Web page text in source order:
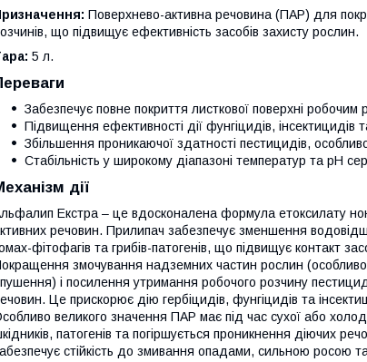
Поверхнево-активна речовина (ПАР) для
що підвищує ефективність засобів захисту рослин.
5 л.
Забезпечує повне покриття листкової поверхні робочим
Підвищення ефективності дії фунгіцидів, інсектицидів
Збільшення проникаючої здатності пестицидів,
Стабільність у широкому діапазоні температур та рН
дії
Екстра – це вдосконалена формула етоксилату
речовин. Прилипач забезпечує зменшення
фітофагів та грибів-патогенів, що підвищує контакт
змочування надземних частин рослин
і посилення утримання робочого розчину
Це прискорює дію гербіцидів, фунгіцидів та
великого значення ПАР має під час сухої або
патогенів та погіршується проникнення діючих
стійкість до змивання опадами, сильною росою